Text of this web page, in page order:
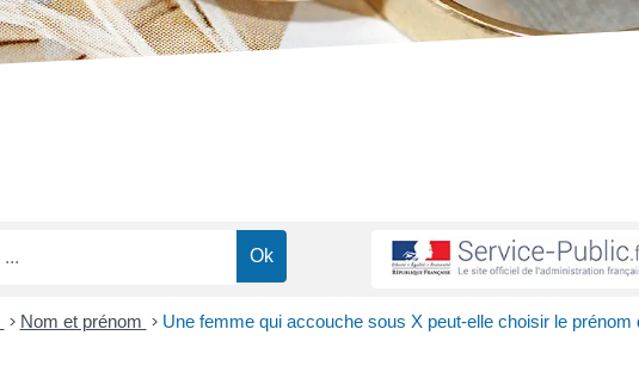
> Nom et prénom > Une femme qui accouche sous X peut-elle choisir le prénom